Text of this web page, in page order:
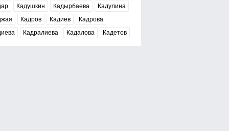
Кадушкин Кадырбаева
Кадулина
Кадров Кадиев
Кадрова
Кадралиева Кадалова Кадетов